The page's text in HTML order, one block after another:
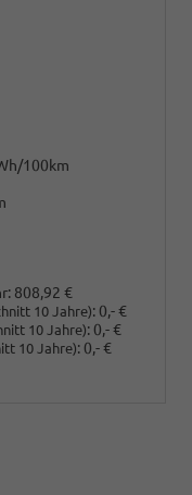
100km
808,92 €
10 Jahre): 0,- €
10 Jahre): 0,- €
10 Jahre): 0,- €